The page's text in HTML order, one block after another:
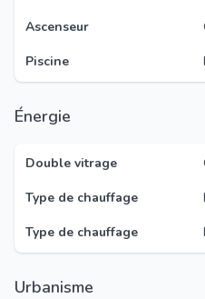
Ascenseur
Piscine
Énergie
Double vitrage
Type de chauffage
Type de chauffage
Urbanisme